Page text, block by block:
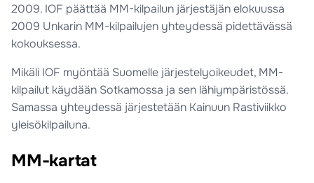
2009. IOF päättää MM-kilpailun järjestäjän elokuussa
2009 Unkarin MM-kilpailujen yhteydessä pidettävässä
kokouksessa.
Mikäli IOF myöntää Suomelle järjestelyoikeudet, MM-
kilpailut käydään Sotkamossa ja sen lähiympäristössä.
Samassa yhteydessä järjestetään Kainuun Rastiviikko
yleisökilpailuna.
MM-kartat